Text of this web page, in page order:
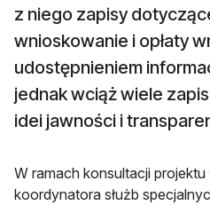
z niego zapisy
wnioskowanie i opłaty
udostępnieniem
jednak wciąż wiele
idei jawności i
W ramach konsultacji projektu
koordynatora służb